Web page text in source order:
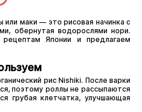
или маки — это рисовая начинка с
обернутая водорослями нори.
Японии и предлагаем
рис Nishiki. После варки
поэтому роллы не рассыпаются
грубая клетчатка, улучшающая